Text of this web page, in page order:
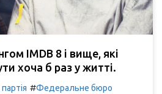
IMDB 8 і вище, які
хоча б раз у житті.
#Федеральне бюро